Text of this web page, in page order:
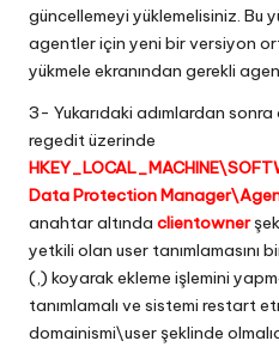
güncellemeyi yüklemelisiniz. Bu
agentler için yeni bir versiyon
yükmele ekranından gerekli
3- Yukarıdaki adımlardan
regedit üzerinde
Data Protection
anahtar altında clientowner
yetkili olan user tanımlamasını
(,) koyarak ekleme işlemini
tanımlamalı ve sistemi restart
domainismi\user şeklinde